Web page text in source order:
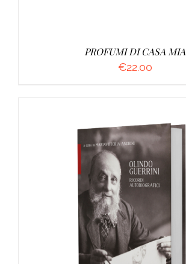
PROFUMI DI CASA MIA
€22.00
AGGIUNGI AL CARRELLO